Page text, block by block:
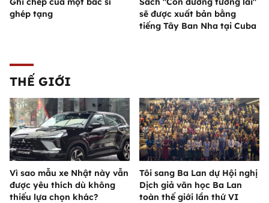
ghép tạng
sẽ được xuất bản bằng
tiếng Tây Ban Nha tại Cuba
THẾ GIỚI
Vì sao mẫu xe Nhật này vẫn
được yêu thích dù không
thiếu lựa chọn khác?
Tôi sang Ba Lan dự Hội nghị
Dịch giả văn học Ba Lan
toàn thế giới lần thứ VI